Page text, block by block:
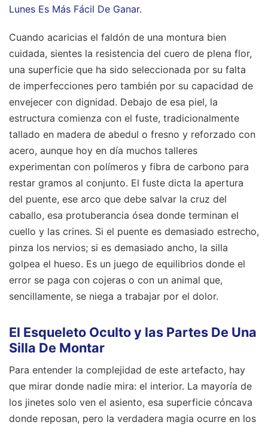
Lunes Es Más Fácil De Ganar.
Cuando acaricias el faldón de una montura bien
cuidada, sientes la resistencia del cuero de plena flor,
una superficie que ha sido seleccionada por su falta
de imperfecciones pero también por su capacidad de
envejecer con dignidad. Debajo de esa piel, la
estructura comienza con el fuste, tradicionalmente
tallado en madera de abedul o fresno y reforzado con
acero, aunque hoy en día muchos talleres
experimentan con polímeros y fibra de carbono para
restar gramos al conjunto. El fuste dicta la apertura
del puente, ese arco que debe salvar la cruz del
caballo, esa protuberancia ósea donde terminan el
cuello y las crines. Si el puente es demasiado estrecho,
pinza los nervios; si es demasiado ancho, la silla
golpea el hueso. Es un juego de equilibrios donde el
error se paga con cojeras o con un animal que,
sencillamente, se niega a trabajar por el dolor.
El Esqueleto Oculto y las Partes De Una
Silla De Montar
Para entender la complejidad de este artefacto, hay
que mirar donde nadie mira: el interior. La mayoría de
los jinetes solo ven el asiento, esa superficie cóncava
donde reposan, pero la verdadera magia ocurre en los